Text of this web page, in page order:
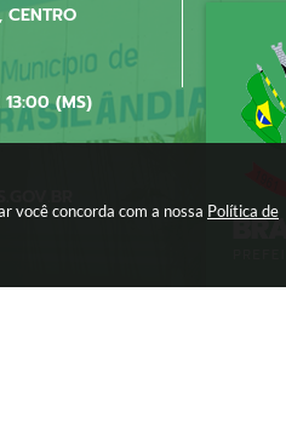
você concorda com a nossa Política de
13:00 (MS)